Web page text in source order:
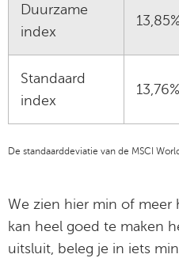
Duurzame
index
13,85%
Standaard
index
13,76%
De standaarddeviatie van de MSCI
We zien hier min of meer
kan heel goed te maken
uitsluit, beleg je in iets